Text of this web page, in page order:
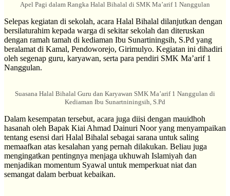
Apel Pagi dalam Rangka Halal Bihalal di SMK Ma’arif 1 Nanggulan
Selepas kegiatan di sekolah, acara Halal Bihalal dilanjutkan dengan
bersilaturahim kepada warga di sekitar sekolah dan diteruskan
dengan ramah tamah di kediaman Ibu Sunartiningsih, S.Pd yang
beralamat di Kamal, Pendoworejo, Girimulyo. Kegiatan ini dihadiri
oleh segenap guru, karyawan, serta para pendiri SMK Ma’arif 1
Nanggulan.
Suasana Halal Bihalal Guru dan Karyawan SMK Ma’arif 1 Nanggulan di
Kediaman Ibu Sunartniningsih, S.Pd
Dalam kesempatan tersebut, acara juga diisi dengan mauidhoh
hasanah oleh Bapak Kiai Ahmad Dainuri Noor yang menyampaikan
tentang esensi dari Halal Bihalal sebagai sarana untuk saling
memaafkan atas kesalahan yang pernah dilakukan. Beliau juga
mengingatkan pentingnya menjaga ukhuwah Islamiyah dan
menjadikan momentum Syawal untuk memperkuat niat dan
semangat dalam berbuat kebaikan.